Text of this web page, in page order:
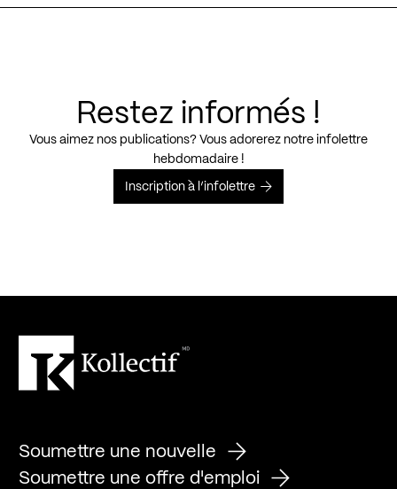
Restez informés !
Vous aimez nos publications? Vous adorerez notre infolettre
hebdomadaire !
Inscription à l’infolettre
Soumettre une nouvelle
Soumettre une offre d'emploi